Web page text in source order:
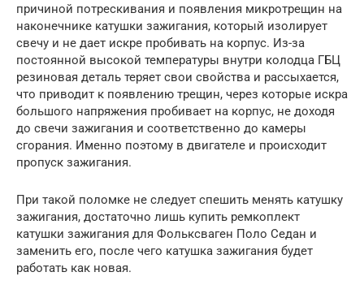
причиной потрескивания и появления микротрещин на
наконечнике катушки зажигания, который изолирует
свечу и не дает искре пробивать на корпус. Из-за
постоянной высокой температуры внутри колодца ГБЦ
резиновая деталь теряет свои свойства и рассыхается,
что приводит к появлению трещин, через которые искра
большого напряжения пробивает на корпус, не доходя
до свечи зажигания и соответственно до камеры
сгорания. Именно поэтому в двигателе и происходит
пропуск зажигания.
При такой поломке не следует спешить менять катушку
зажигания, достаточно лишь купить ремкоплект
катушки зажигания для Фольксваген Поло Седан и
заменить его, после чего катушка зажигания будет
работать как новая.